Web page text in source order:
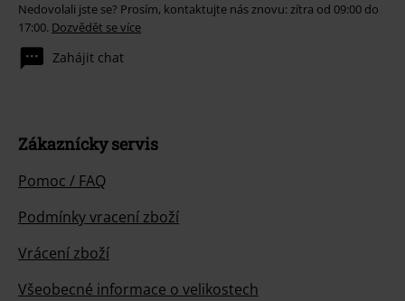
Nedovolali jste se? Prosím, kontaktujte nás znovu: zítra od 09:00 do
17:00. Dozvědět se více
Zahájit chat
Zákaznícky servis
Pomoc / FAQ
Podmínky vracení zboží
Vrácení zboží
Všeobecné informace o velikostech